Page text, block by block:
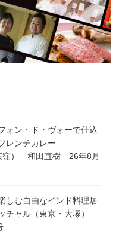
ォン・ド・ヴォーで仕込
レンチカレー
窪） 和田直樹 26年8月
しむ自由なインド料理居
チャル（東京・大塚）